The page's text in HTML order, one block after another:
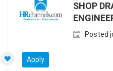
SHOP
Posted
Apply